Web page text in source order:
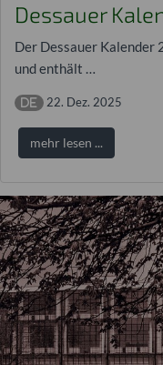
Dessauer
Der Dessauer Kalender
und enthält …
22. Dez. 2025
mehr lesen ...